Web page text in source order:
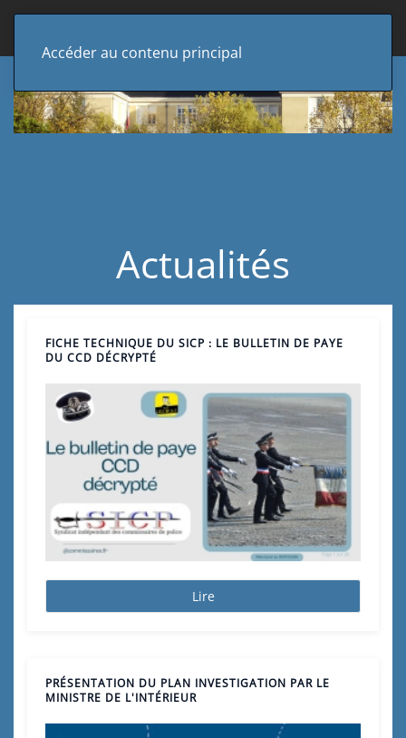
Accéder au contenu principal
Actualités
FICHE TECHNIQUE DU SICP : LE BULLETIN DE PAYE
DU CCD DÉCRYPTÉ
Lire
PRÉSENTATION DU PLAN INVESTIGATION PAR LE
MINISTRE DE L'INTÉRIEUR